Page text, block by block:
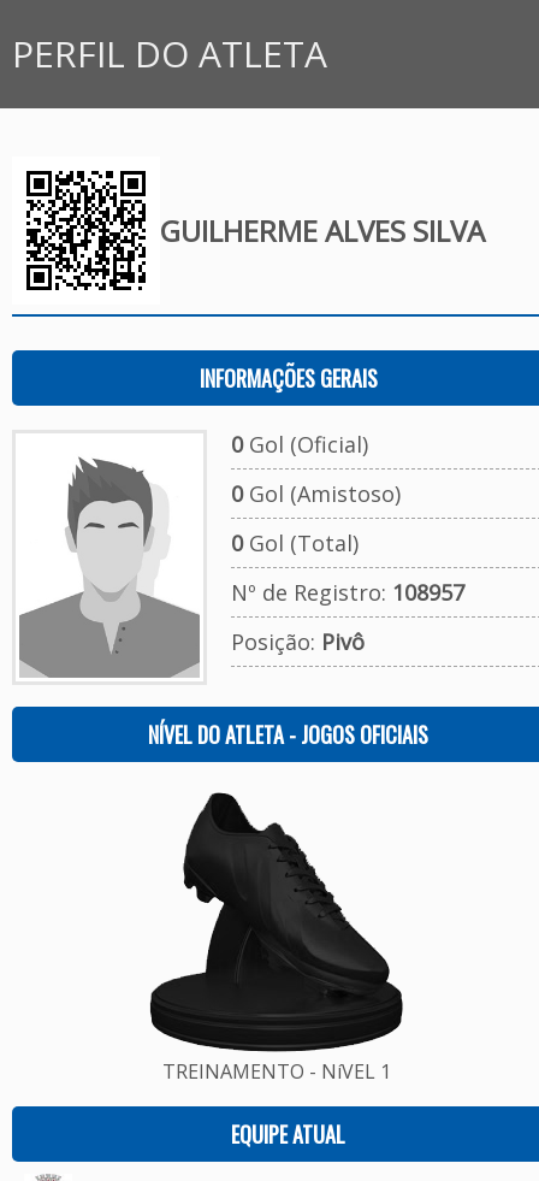
PERFIL DO ATLETA
GUILHERME ALVES SILVA
INFORMAÇÕES GERAIS
0Gol (Oficial)
0Gol (Amistoso)
0Gol (Total)
Nº de Registro: 108957
Posição: Pivô
NÍVEL DO ATLETA - JOGOS OFICIAIS
TREINAMENTO - NíVEL 1
EQUIPE ATUAL